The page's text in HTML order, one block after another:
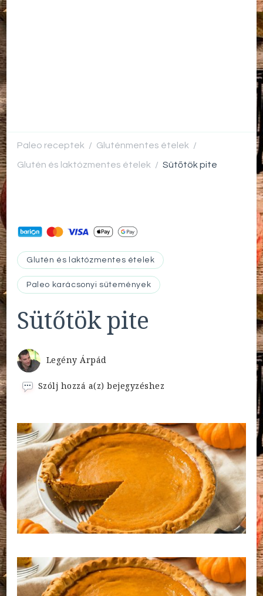
Paleo receptek / Gluténmentes ételek /
Glutén és laktózmentes ételek / Sütőtök pite
Glutén és laktózmentes ételek
Paleo karácsonyi sütemények
Sütőtök pite
Legény Árpád
Szólj hozzá a(z)Sütőtök
bejegyzéshez